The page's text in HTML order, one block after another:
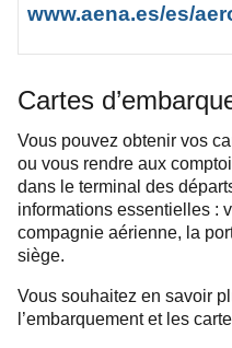
www.aena.es/es/
Cartes
Vous pouvez obtenir vos
ou vous rendre aux
dans le terminal des
informations essentielles :
compagnie aérienne, la
siège.
Vous souhaitez en savoir
l’embarquement et les